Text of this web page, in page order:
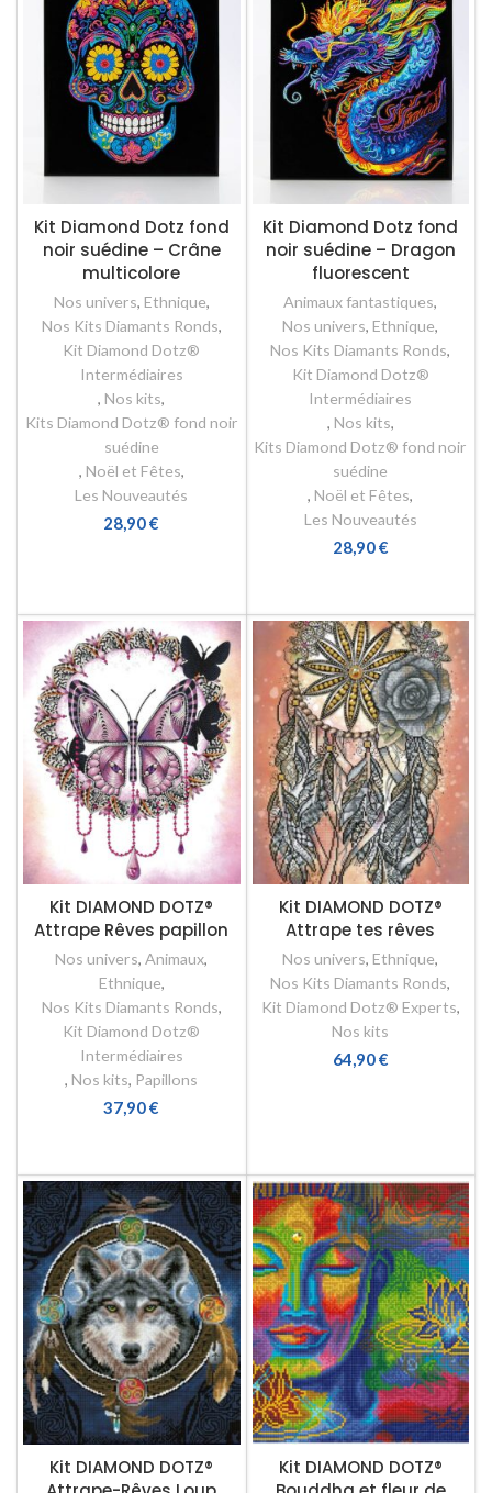
Kit Diamond Dotz fond
noir suédine – Crâne
multicolore
Nos univers, Ethnique,
Nos Kits Diamants Ronds,
Kit Diamond Dotz®
Intermédiaires
, Nos kits,
Kits Diamond Dotz® fond noir
suédine
, Noël et Fêtes,
Les Nouveautés
28,90€
Kit Diamond Dotz fond
noir suédine – Dragon
fluorescent
Animaux fantastiques,
Nos univers, Ethnique,
Nos Kits Diamants Ronds,
Kit Diamond Dotz®
Intermédiaires
, Nos kits,
Kits Diamond Dotz® fond noir
suédine
, Noël et Fêtes,
Les Nouveautés
28,90€
Kit DIAMOND DOTZ®
Attrape Rêves papillon
Nos univers,Animaux,
Ethnique,
Nos Kits Diamants Ronds,
Kit Diamond Dotz®
Intermédiaires
, Nos kits, Papillons
37,90€
Kit DIAMOND DOTZ®
Attrape tes rêves
Nos univers, Ethnique,
Nos Kits Diamants Ronds,
Kit Diamond Dotz® Experts,
Nos kits
64,90€
Kit DIAMOND DOTZ®
Kit DIAMOND DOTZ®